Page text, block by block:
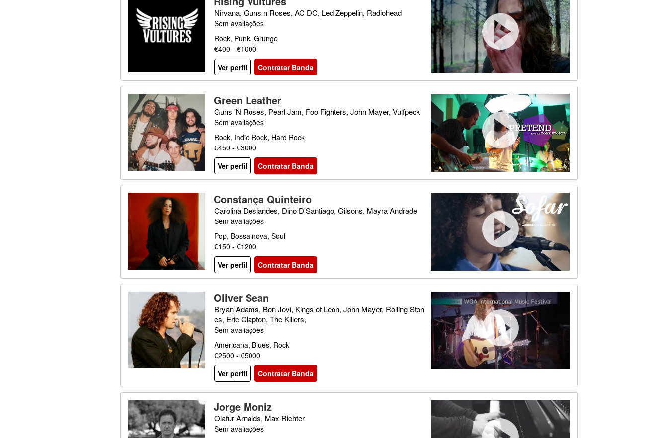
Nirvana, Guns n Roses, AC DC, Led Zeppelin, Radiohead
Sem avaliações
Rock, Punk, Grunge
€400 - €1000
Ver perfil
Contratar Banda
Green Leather
Guns 'N Roses, Pearl Jam, Foo Fighters, John Mayer, Vulfpeck
Sem avaliações
Rock, Indie Rock, Hard Rock
€450 - €3000
Ver perfil
Contratar Banda
Constança Quinteiro
Carolina Deslandes, Dino D'Santiago, Gilsons, Mayra Andrade
Sem avaliações
Pop, Bossa nova, Soul
€150 - €1200
Ver perfil
Contratar Banda
Oliver Sean
Bryan Adams, Bon Jovi, Kings of Leon, John Mayer, Rolling Ston
es, Eric Clapton, The Killers,
Sem avaliações
Americana, Blues, Rock
€2500 - €5000
Ver perfil
Contratar Banda
Jorge Moniz
Olafur Arnalds, Max Richter
Sem avaliações